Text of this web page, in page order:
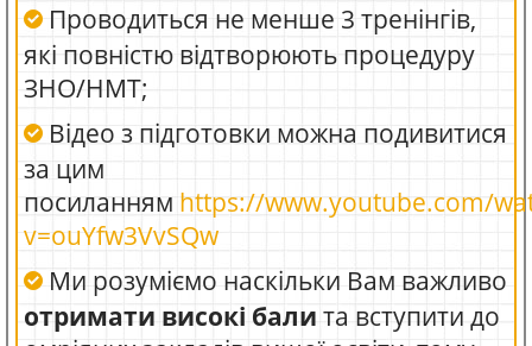
Проводиться не менше 3 тренінгів,
які повністю відтворюють процедуру
ЗНО/НМТ;
Відео з підготовки можна подивитися
за цим
посиланням https://www.youtube.com/
v=ouYfw3VvSQw
Ми розуміємо наскільки Вам важливо
отримати високі бали та вступити до